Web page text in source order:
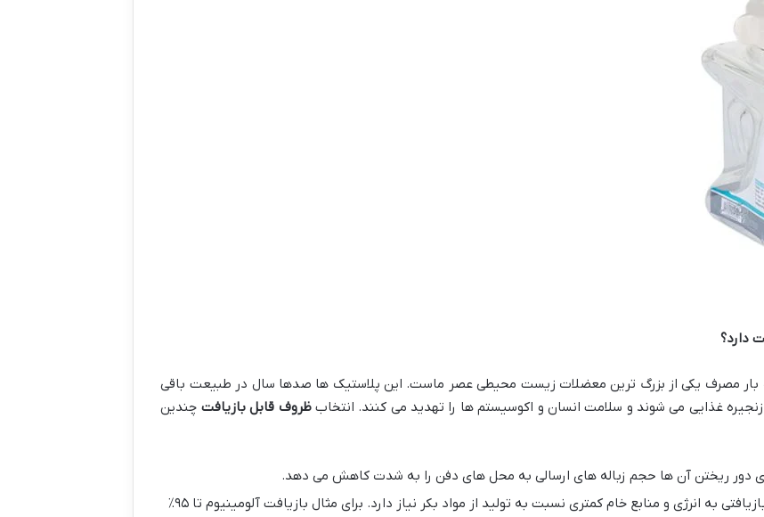
دارد؟
بار مصرف یکی از بزرگ ترین معضلات زیست محیطی عصر ماست. این پلاستیک ها صدها سال در طبیعت باقی
غذایی می شوند و سلامت انسان و اکوسیستم ها را تهدید می کنند. انتخابظروف قابل بازیافت چندین
دور ریختن آن ها حجم زباله های ارسالی به محل های دفن را به شدت کاهش می دهد.
تولید محصولات از مواد بازیافتی به انرژی و منابع خام کمتری نسبت به تولید از مواد بکر نیاز دارد. برای مثال بازیافت آلومینیوم تا ۹۵٪